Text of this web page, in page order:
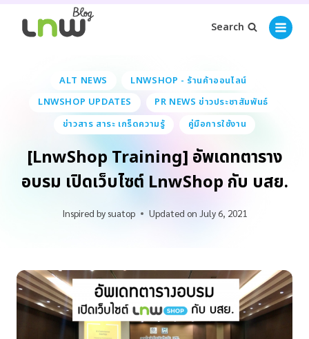
Search
ALT NEWS
LNWSHOP - ร้านค้าออนไลน์
LNWSHOP UPDATES
PR NEWS ข่าวประชาสัมพันธ์
ข่าวสาร สาระ เกร็ดความรู้
คู่มือการใช้งาน
[LnwShop Training] อัพเดทตาราง
อบรม เปิดเว็บไซต์ LnwShop กับ บสย.
Inspired by suatop Updated on July 6, 2021